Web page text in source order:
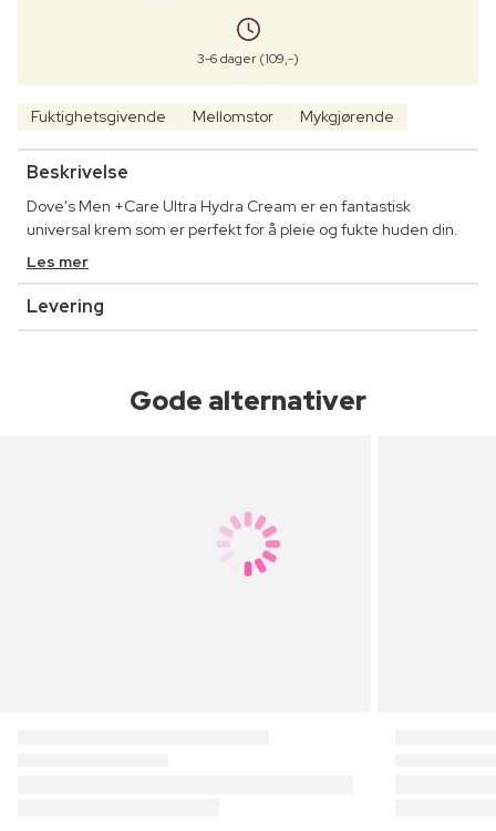
3-6 dager (109,-)
Fuktighetsgivende Mellomstor Mykgjørende
Beskrivelse
Dove's Men +Care Ultra Hydra Cream er en fantastisk
universal krem som er perfekt for å pleie og fukte huden din.
Les mer
Levering
Gode alternativer